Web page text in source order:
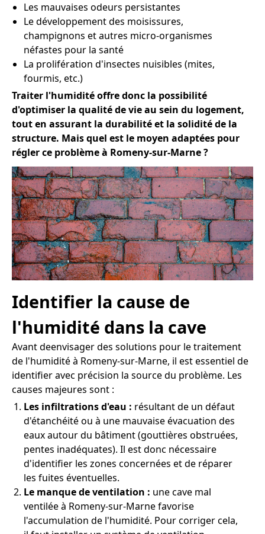
Les mauvaises odeurs persistantes
Le développement des moisissures,
champignons et autres micro-organismes
néfastes pour la santé
La prolifération d'insectes nuisibles (mites,
fourmis, etc.)
Traiter l'humidité offre donc la possibilité
d'optimiser la qualité de vie au sein du logement,
tout en assurant la durabilité et la solidité de la
structure. Mais quel est le moyen adaptées pour
régler ce problème à Romeny-sur-Marne ?
Identifier la cause de
l'humidité dans la cave
Avant deenvisager des solutions pour le traitement
de l'humidité à Romeny-sur-Marne, il est essentiel de
identifier avec précision la source du problème. Les
causes majeures sont :
Les infiltrations d'eau : résultant de un défaut
d'étanchéité ou à une mauvaise évacuation des
eaux autour du bâtiment (gouttières obstruées,
pentes inadéquates). Il est donc nécessaire
d'identifier les zones concernées et de réparer
les fuites éventuelles.
Le manque de ventilation : une cave mal
ventilée à Romeny-sur-Marne favorise
l'accumulation de l'humidité. Pour corriger cela,